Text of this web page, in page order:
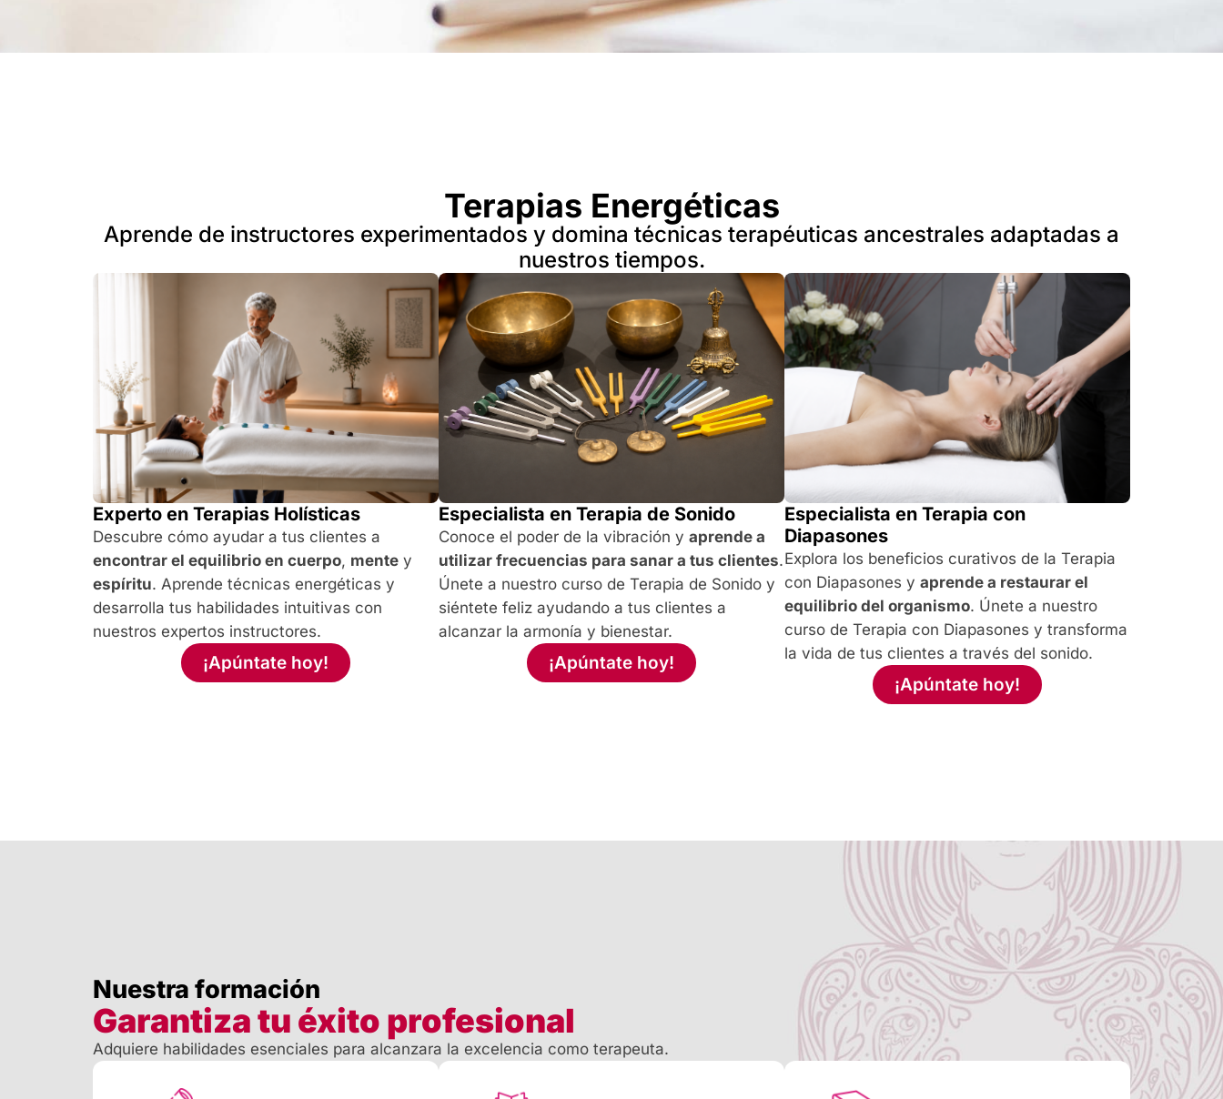
Terapias Energéticas
Aprende de instructores experimentados y domina técnicas terapéuticas ancestrales adaptadas a
nuestros tiempos.
Experto en Terapias Holísticas
Descubre cómo ayudar a tus clientes a
encontrar el equilibrio en cuerpo, mente y
espíritu. Aprende técnicas energéticas y
desarrolla tus habilidades intuitivas con
nuestros expertos instructores.
¡Apúntate hoy!
Especialista en Terapia de Sonido
Conoce el poder de la vibración y aprende a
utilizar frecuencias para sanar a tus clientes.
Únete a nuestro curso de Terapia de Sonido y
siéntete feliz ayudando a tus clientes a
alcanzar la armonía y bienestar.
¡Apúntate hoy!
Especialista en Terapia con
Diapasones
Explora los beneficios curativos de la Terapia
con Diapasones y aprende a restaurar el
equilibrio del organismo. Únete a nuestro
curso de Terapia con Diapasones y transforma
la vida de tus clientes a través del sonido.
¡Apúntate hoy!
Nuestra formación
Garantiza tu éxito profesional
Adquiere habilidades esenciales para alcanzara la excelencia como terapeuta.